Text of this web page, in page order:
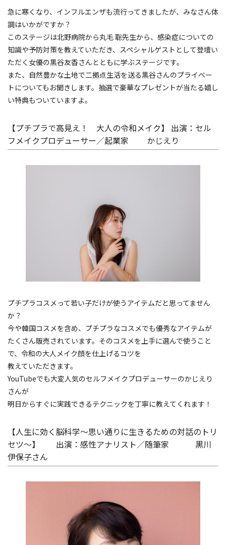
急に寒くなり、インフルエンザも流行ってきましたが、みなさん体
調はいかがですか？
このステージは北野病院から丸毛 聡先生から、感染症についての
知識や予防対策を教えていただき、スペシャルゲストとして登壇い
ただく女優の黒谷友香さんとともに学ぶステージです。
また、自然豊かな土地で二拠点生活を送る黒谷さんのプライベー
トについてもお聞きします。抽選で豪華なプレゼントが当たる嬉し
い特典もついていますよ。
【プチプラで高見え！ 大人の令和メイク】 出演：セル
フメイクプロデューサー／起業家 かじえり
プチプラコスメって若い子だけが使うアイテムだと思ってません
か？
今や韓国コスメを含め、プチプラなコスメでも優秀なアイテムが
たくさん販売されています。そのコスメを上手に選んで使うこと
で、令和の大人メイク顔を仕上げるコツを
教えていただきます。
YouTubeでも大変人気のセルフメイクプロデューサーのかじえり
さんが
明日からすぐに実践できるテクニックを丁寧に教えてくれます！
【人生に効く脳科学〜思い通りに生きるための対話のトリ
セツ〜】 出演：感性アナリスト／随筆家 黒川
伊保子さん